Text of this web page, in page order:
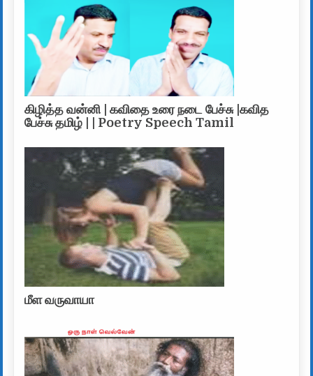
கிழித்த வன்னி | கவிதை உரை நடை பேச்சு |கவித
பேச்சு தமிழ் | | Poetry Speech Tamil
மீள வருவாயா